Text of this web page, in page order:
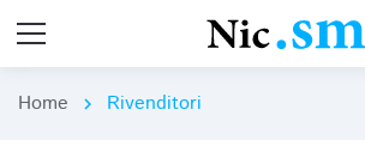
Home chevron_right Rivenditori